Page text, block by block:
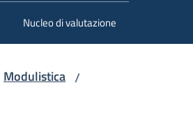
Nucleo di valutazione
Modulistica /